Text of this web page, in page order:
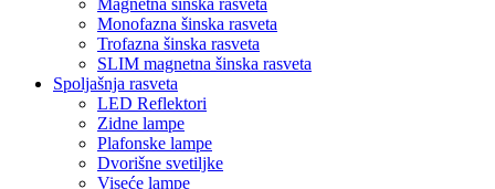
Magnetna šinska rasveta
Monofazna šinska rasveta
Trofazna šinska rasveta
SLIM magnetna šinska rasveta
Spoljašnja rasveta
LED Reflektori
Zidne lampe
Plafonske lampe
Dvorišne svetiljke
Viseće lampe